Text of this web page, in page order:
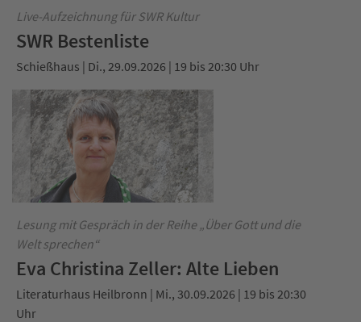
Live-Aufzeichnung für SWR Kultur
SWR Bestenliste
Schießhaus | Di., 29.09.2026 | 19 bis 20:30 Uhr
Lesung mit Gespräch in der Reihe „Über Gott und die
Welt sprechen“
Eva Christina Zeller: Alte Lieben
Literaturhaus Heilbronn | Mi., 30.09.2026 | 19 bis 20:30
Uhr